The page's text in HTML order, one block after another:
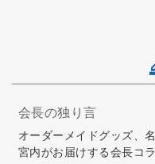
会長の独り言
オーダーメイドグッズ、
宮内がお届けする会長コ